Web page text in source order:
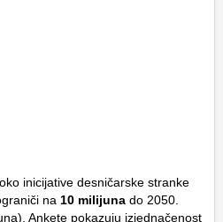
inicijative desničarske stranke
na 10 milijuna do 2050.
Ankete pokazuju izjednačenost